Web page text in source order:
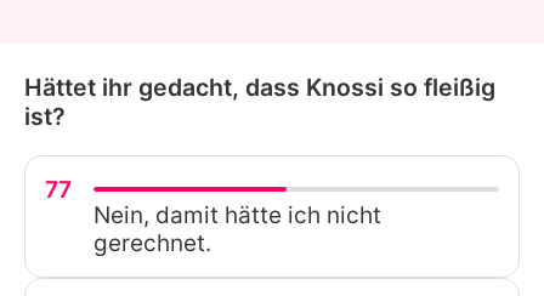
Hättet ihr gedacht, dass Knossi so fleißig
ist?
77
Nein, damit hätte ich nicht
gerechnet.